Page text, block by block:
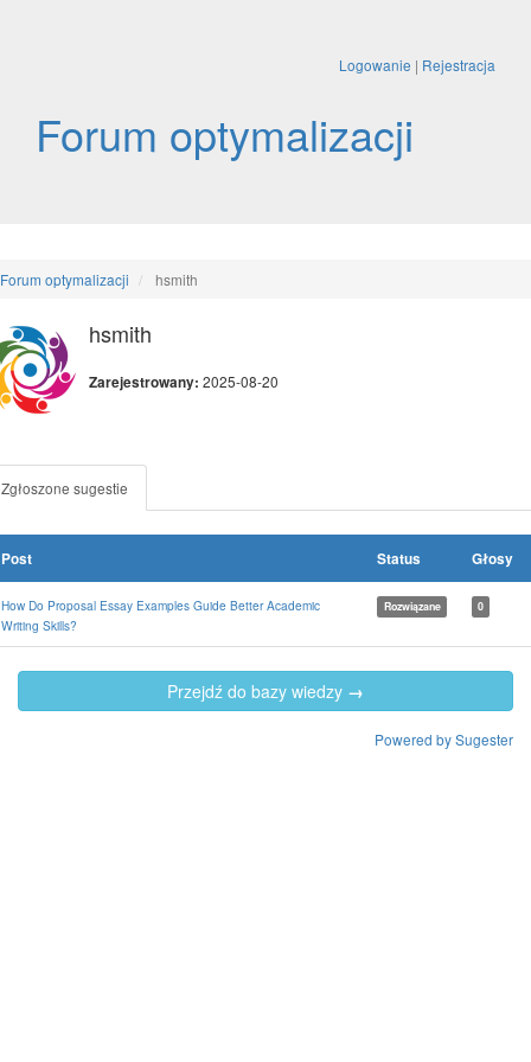
Logowanie | Rejestracja
Forum optymalizacji
Forum optymalizacji hsmith
hsmith
Zarejestrowany: 2025-08-20
Zgłoszone sugestie
Post Status Głosy
How Do Proposal Essay Examples Guide Better Academic
Writing Skills?
Rozwiązane 0
Przejdź do bazy wiedzy →
Powered by Sugester